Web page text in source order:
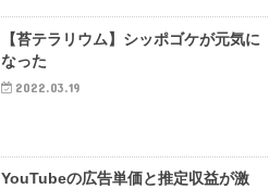
【苔テラリウム】シッポゴケが元気に
なった
2022.03.19
YouTubeの広告単価と推定収益が激